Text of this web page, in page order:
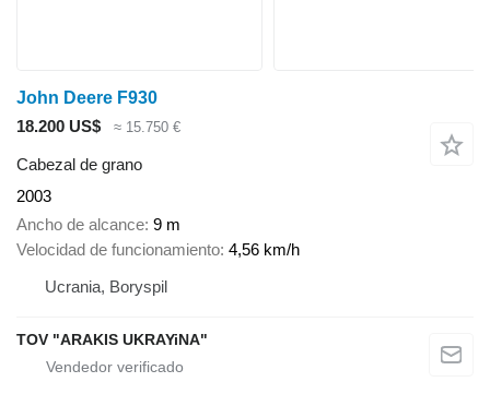
John Deere F930
18.200 US$
≈ 15.750 €
Cabezal de grano
2003
Ancho de alcance 9 m
Velocidad de funcionamiento 4,56 km/h
Ucrania, Boryspil
TOV "ARAKIS UKRAYiNA"